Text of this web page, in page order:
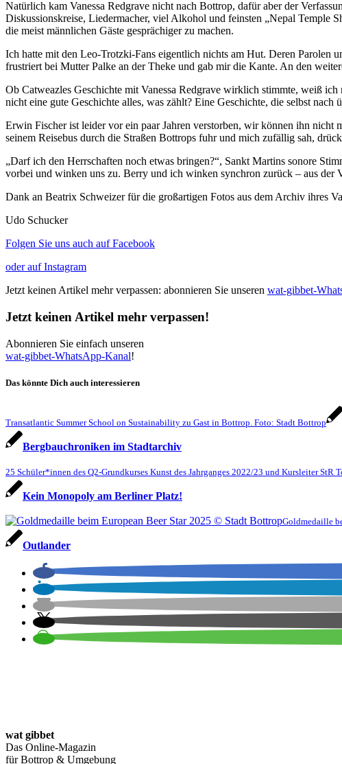
Natürlich kam Vanessa Redgrave nicht nach Bottrop, dafür aber der
Diskussionskreise, Liedermacher, viel Alkohol und feinsten „Nepal Temple
die meist männlichen Gäste gesprächiger zu machen.
Ich hatte mit den Leo-Trotzki-Fans eigentlich nichts am Hut. Deren Parolen
frustriert bei Mutter Palke an der Theke und gab mir die Kante. An den
Ob Catweazles Geschichte mit Vanessa Redgrave wirklich stimmte, weiß
nicht eine gute Geschichte alles, was zählt? Eine Geschichte, die selbst nach
Erwin Fischer ist leider vor ein paar Jahren verstorben, wir können ihn nicht
seinem Reisebus durch die Straßen Bottrops fuhr und mich zufällig sah,
„Darf ich den Herrschaften noch etwas bringen?“, Sankt Martins sonore
vorbei und winken uns zu. Berry und ich winken synchron zurück – aus der
Dank an Beatrix Schweizer für die großartigen Fotos aus dem Archiv ihres
Udo Schucker
Folgen Sie uns auch auf Facebook
oder auf Instagram
Jetzt keinen Artikel mehr verpassen: abonnieren Sie unseren wat-gibbet-
Jetzt keinen Artikel mehr verpassen!
Abonnieren Sie einfach unseren
wat-gibbet-WhatsApp-Kanal!
Das könnte Dich auch interessieren
Transatlantic Summer School on Sustainability zu Gast in Bottrop. Foto: Stadt Bottrop
Bergbauchroniken im Stadtarchiv
25 Schüler*innen des Q2-Grundkurses Kunst des Jahrganges 2022/23 und Kursleiter
Kein Monopoly am Berliner Platz!
Goldmedaille
Outlander
wat gibbet
Das Online-Magazin
für Bottrop & Umgebung